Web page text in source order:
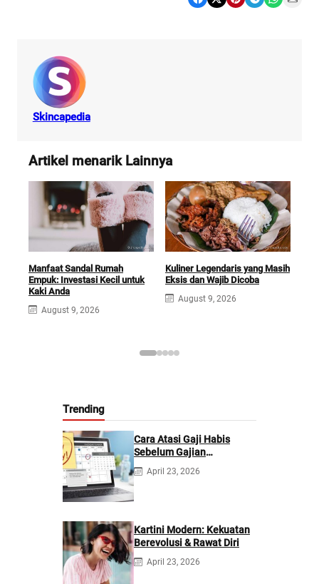
Skincapedia
Artikel menarik Lainnya
Manfaat Sandal Rumah
Empuk: Investasi Kecil untuk
Kaki Anda
August 9, 2026
Kuliner Legendaris yang Masih
Eksis dan Wajib Dicoba
August 9, 2026
Trending
Cara Atasi Gaji Habis
Sebelum Gajian
Berikutnya
April 23, 2026
Kartini Modern: Kekuatan
Berevolusi & Rawat Diri
April 23, 2026